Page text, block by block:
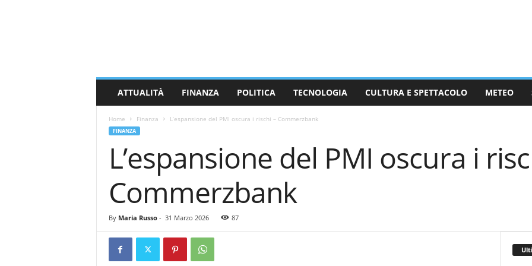
ATTUALITÀ FINANZA POLITICA TECNOLOGIA CULTURA E SPETTACOLO METEO
Home Finanza L’espansione del PMI oscura i rischi – Commerzbank
FINANZA
L’espansione del PMI oscura i
Commerzbank
By Maria Russo- 31 Marzo 2026 87